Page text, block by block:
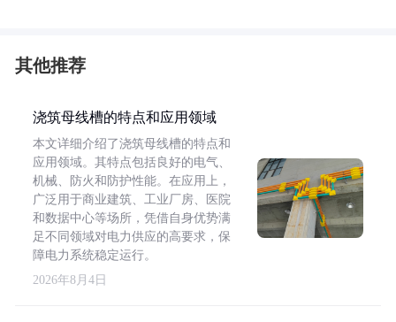
其他推荐
浇筑母线槽的特点和应用领域
本文详细介绍了浇筑母线槽的特点和
应用领域。其特点包括良好的电气、
机械、防火和防护性能。在应用上，
广泛用于商业建筑、工业厂房、医院
和数据中心等场所，凭借自身优势满
足不同领域对电力供应的高要求，保
障电力系统稳定运行。
2026年8月4日